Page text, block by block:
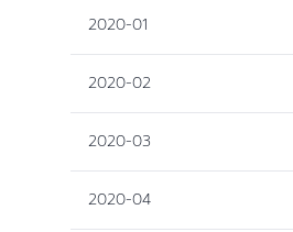
2020-01
2020-02
2020-03
2020-04